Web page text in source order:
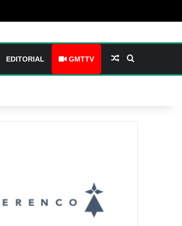
EDITORIAL GMTTV Article Aléatoire